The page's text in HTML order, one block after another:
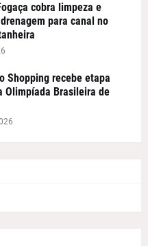
cobra limpeza e
para canal no
Shopping recebe etapa
Olimpíada Brasileira de